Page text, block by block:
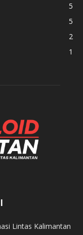
5
5
2
1
Lintas Kalimantan